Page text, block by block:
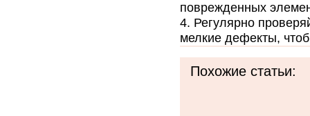
поврежденных
Регулярно
мелкие дефекты,
Похожие статьи: